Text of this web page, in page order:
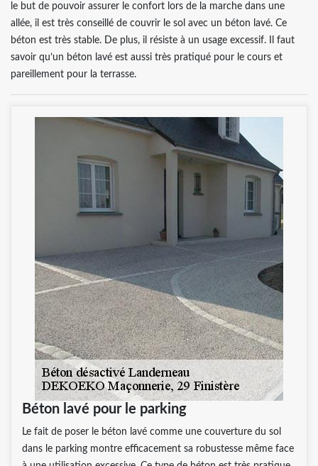
le but de pouvoir assurer le confort lors de la marche dans une
allée, il est très conseillé de couvrir le sol avec un béton lavé. Ce
béton est très stable. De plus, il résiste à un usage excessif. Il faut
savoir qu’un béton lavé est aussi très pratiqué pour le cours et
pareillement pour la terrasse.
Béton lavé pour le parking
Le fait de poser le béton lavé comme une couverture du sol
dans le parking montre efficacement sa robustesse même face